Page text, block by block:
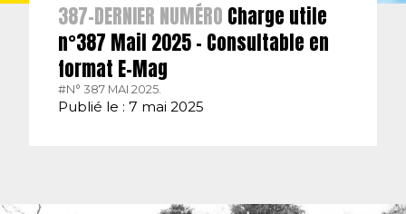
387-DERNIER NUMÉRO Charge utile
n°387 Mail 2025 – Consultable en
format E-Mag
#N° 387 MAI 2025.
Publié le : 7 mai 2025